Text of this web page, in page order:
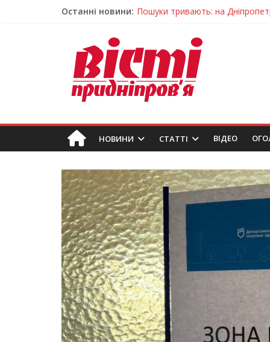
Останні новини: Ветерани Дніпропетровщини
Жінки, які повертають життя: у
Педагогиню з Дніпра
Пошуки тривають: на
НОВИНИ СТАТТІ ВIДЕО